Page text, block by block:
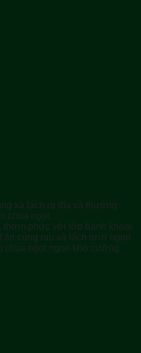
xà lách ra đĩa và thưởng
chua ngọt.
thơm phức với lớp bánh khoai
ăn cùng rau xà lách tươi ngon
chua ngọt ngon khó cưỡng.